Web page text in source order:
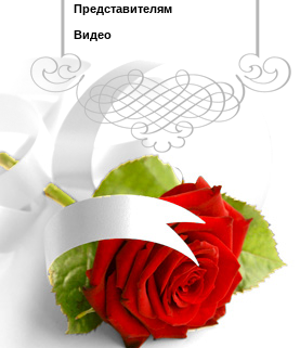
Представителям
Видео